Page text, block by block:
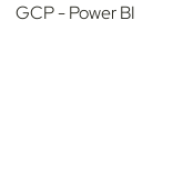
GCP - Power BI